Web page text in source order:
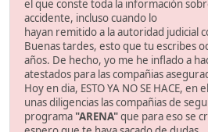
el que conste toda la información
accidente, incluso cuando lo
hayan remitido a la autoridad judicial
Buenas tardes, esto que tu escribes
años. De hecho, yo me he inflado a
atestados para las compañias
Hoy en dia, ESTO YA NO SE HACE,
unas diligencias las compañias de
programa "ARENA"que para eso se